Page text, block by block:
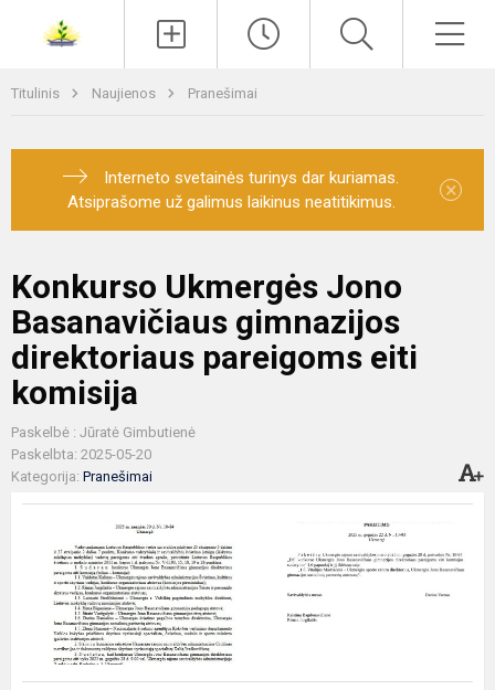
Titulinis Naujienos Pranešimai
Interneto svetainės turinys dar kuriamas.
Atsiprašome už galimus laikinus neatitikimus.
×
Konkurso Ukmergės Jono
Basanavičiaus gimnazijos
direktoriaus pareigoms eiti
komisija
Paskelbė : Jūratė Gimbutienė
Paskelbta: 2025-05-20
Kategorija: Pranešimai